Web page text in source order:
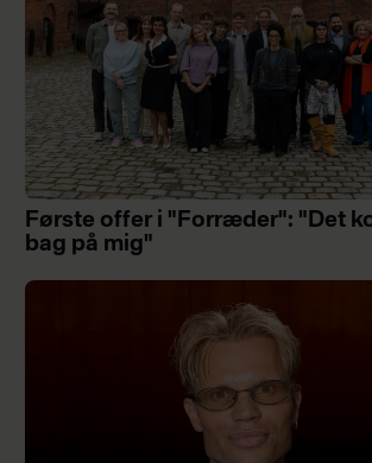
Første offer i "Forræder": "Det
bag på mig"